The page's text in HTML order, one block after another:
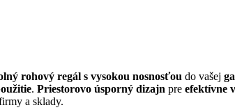
rohový regál s vysokou nosnosťou do vašej
. Priestorovo úsporný dizajn pre efektívne
a sklady.